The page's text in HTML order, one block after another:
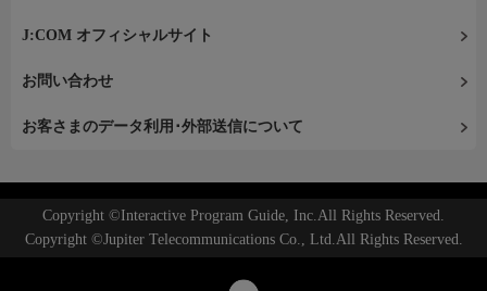
J:COM オフィシャルサイト
お問い合わせ
お客さまのデータ利用･外部送信について
Copyright ©Interactive Program Guide, Inc.All Rights Reserved.
Copyright ©Jupiter Telecommunications Co., Ltd.All Rights Reserved.